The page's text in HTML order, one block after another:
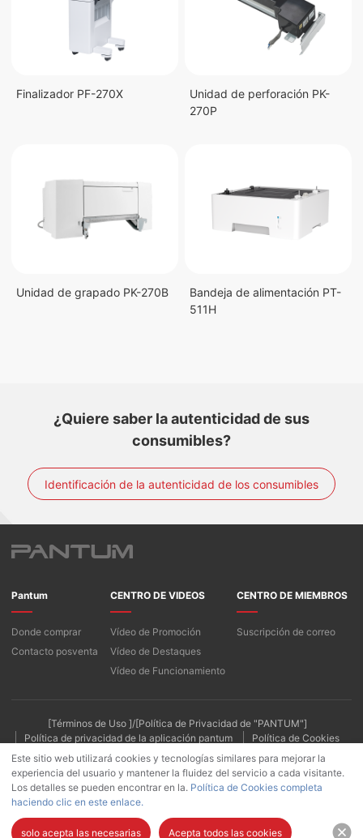
Finalizador PF-270X
Unidad de perforación PK-
270P
Unidad de grapado PK-270B
Bandeja de alimentación​ PT-
511H
¿Quiere saber la autenticidad de sus
consumibles?
Identificación de la autenticidad de los consumibles
Pantum
Donde comprar
Contacto posventa
CENTRO DE VIDEOS
Vídeo de Promoción
Vídeo de Destaques
Vídeo de Funcionamiento
CENTRO DE MIEMBROS
Suscripción de correo
[Términos de Uso ]/[Política de Privacidad de "PANTUM"]
Política de privacidad de la aplicación pantum
Política de Cookies
Este sitio web utilizará cookies y tecnologías similares para mejorar la
experiencia del usuario y mantener la fluidez del servicio a cada visitante.
Los detalles se pueden encontrar en la. Política de Cookies completa
haciendo clic en este enlace.
solo acepta las necesarias Acepta todos las cookies